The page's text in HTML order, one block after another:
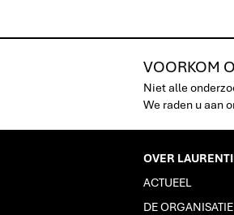
VOORKOM
Niet alle
We raden u aan
OVER
ACTUEEL
DE ORGANISATIE